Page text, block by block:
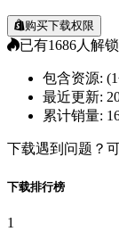
购买下载权限
已有1686人解
包含资源:
最近更新:
累计销量:
下载遇到问题？
下载排行榜
1